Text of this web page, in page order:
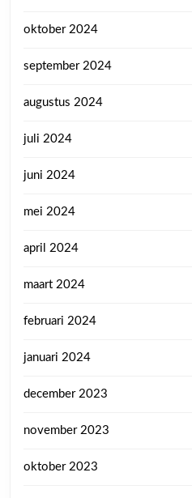
oktober 2024
september 2024
augustus 2024
juli 2024
juni 2024
mei 2024
april 2024
maart 2024
februari 2024
januari 2024
december 2023
november 2023
oktober 2023